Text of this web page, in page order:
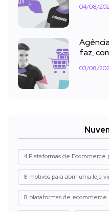
04/08/
faz,
03/08/
4 Plataformas de Ecommerce
8 motivos para abrir uma loja
8 plataformas de ecommerce